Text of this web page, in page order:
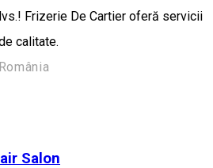
Frizerie De Cartier oferă servicii
calitate.
Salon